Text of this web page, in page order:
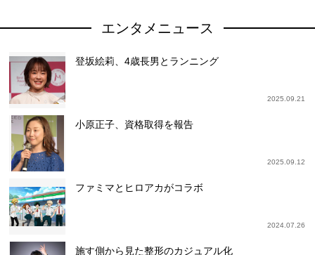
エンタメニュース
登坂絵莉、4歳長男とランニング
2025.09.21
小原正子、資格取得を報告
2025.09.12
ファミマとヒロアカがコラボ
2024.07.26
施す側から見た整形のカジュアル化